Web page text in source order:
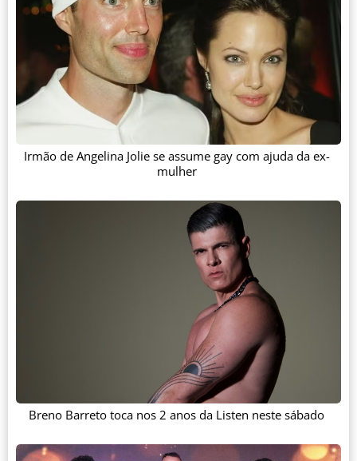
Irmão de Angelina Jolie se assume gay com ajuda da ex-
mulher
Breno Barreto toca nos 2 anos da Listen neste sábado